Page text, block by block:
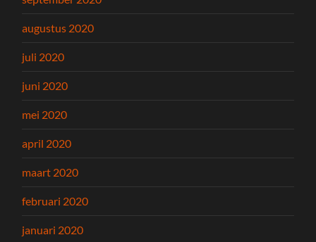
augustus 2020
juli 2020
juni 2020
mei 2020
april 2020
maart 2020
februari 2020
januari 2020